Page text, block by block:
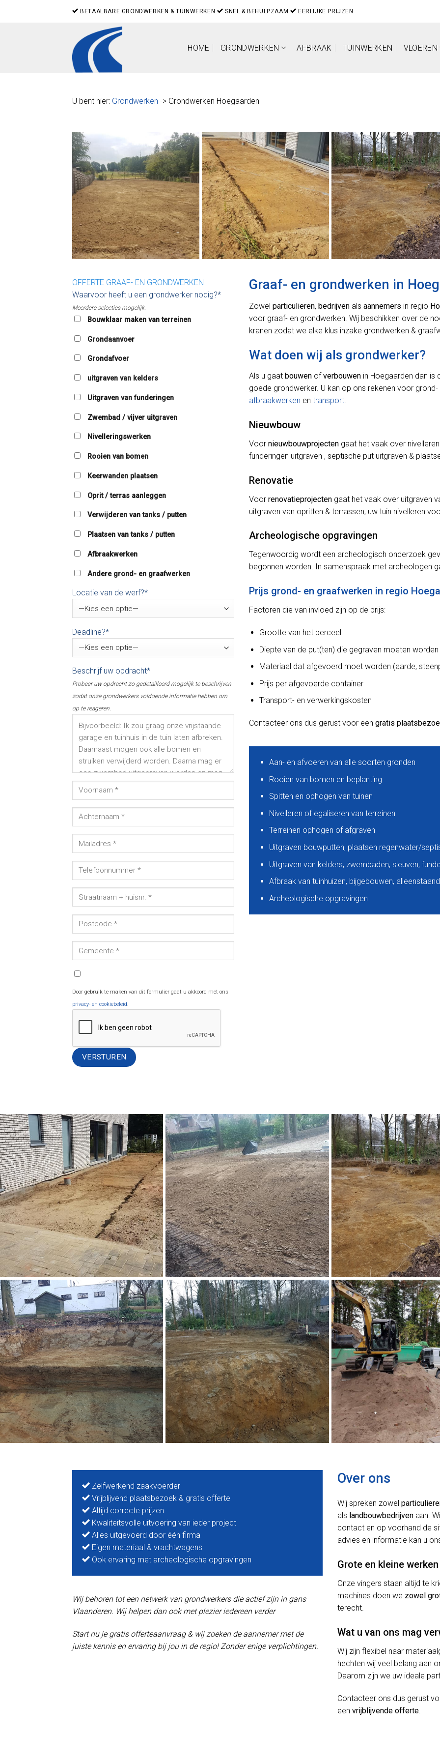
BETAALBARE GRONDWERKEN & TUINWERKEN SNEL & BEHULPZAAM EERLIJKE PRIJZEN
HOME GRONDWERKEN AFBRAAK TUINWERKEN VLOEREN
U bent hier: Grondwerken -> Grondwerken Hoegaarden
OFFERTE GRAAF- EN GRONDWERKEN
Waarvoor heeft u een grondwerker nodig?*
Meerdere selecties mogelijk.
Bouwklaar maken van terreinen
Grondaanvoer
Grondafvoer
uitgraven van kelders
Uitgraven van funderingen
Zwembad / vijver uitgraven
Nivelleringswerken
Rooien van bomen
Keerwanden plaatsen
Oprit / terras aanleggen
Verwijderen van tanks / putten
Plaatsen van tanks / putten
Afbraakwerken
Andere grond- en graafwerken
Locatie van de werf?*
Deadline?*
Beschrijf uw opdracht*
Probeer uw opdracht zo gedetailleerd mogelijk te beschrijven
zodat onze grondwerkers voldoende informatie hebben om
op te reageren.
Door gebruik te maken van dit formulier gaat u akkoord met ons
privacy- en cookiebeleid
Graaf- en grondwerken in
Zowel particulieren, bedrijven als aannemers in regio
voor graaf- en grondwerken. Wij beschikken over de
kranen zodat we elke klus inzake grondwerken &
Wat doen wij als grondwerker?
Als u gaat bouwen ofverbouwen in Hoegaarden dan is
goede grondwerker. U kan op ons rekenen voor
afbraakwerken en transport.
Nieuwbouw
Voor nieuwbouwprojecten gaat het vaak over
funderingen uitgraven , septische put uitgraven &
Renovatie
Voor renovatieprojecten gaat het vaak over uitgraven
uitgraven van opritten & terrassen, uw tuin nivelleren
Archeologische opgravingen
Tegenwoordig wordt een archeologisch onderzoek
begonnen worden. In samenspraak met archeologen
Prijs grond- en graafwerken in regio
Factoren die van invloed zijn op de prijs:
Grootte van het perceel
Diepte van de put(ten) die gegraven moeten worden
Materiaal dat afgevoerd moet worden (aarde,
Prijs per afgevoerde container
Transport- en verwerkingskosten
Contacteer ons dus gerust voor een gratis
Aan- en afvoeren van alle soorten gronden
Rooien van bomen en beplanting
Spitten en ophogen van tuinen
Nivelleren of egaliseren van terreinen
Terreinen ophogen of afgraven
Uitgraven bouwputten, plaatsen regenwater/
Uitgraven van kelders, zwembaden, sleuven,
Afbraak van tuinhuizen, bijgebouwen,
Archeologische opgravingen
Zelfwerkend zaakvoerder
Vrijblijvend plaatsbezoek & gratis offerte
Altijd correcte prijzen
Kwaliteitsvolle uitvoering van ieder project
Alles uitgevoerd door één firma
Eigen materiaal & vrachtwagens
Ook ervaring met archeologische opgravingen
Wij behoren tot een netwerk van grondwerkers die actief zijn in gans
Vlaanderen. Wij helpen dan ook met plezier iedereen verder
Start nu je gratis offerteaanvraag & wij zoeken de aannemer met de
juiste kennis en ervaring bij jou in de regio! Zonder enige verplichtingen.
Over ons
Wij spreken zowel
als landbouwbedrijven aan.
contact en op voorhand de
advies en informatie kan u
Grote en kleine werken
Onze vingers staan altijd te
machines doen we zowel
terecht.
Wat u van ons mag
Wij zijn flexibel naar
hechten wij veel belang aan
Daarom zijn we uw ideale
Contacteer ons dus gerust
een vrijblijvende offerte